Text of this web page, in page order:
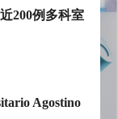
200例多科室
Agostino